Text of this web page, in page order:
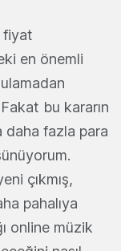
fiyat
en önemli
bu kararın
daha fazla para
çıkmış,
pahalıya
online müzik